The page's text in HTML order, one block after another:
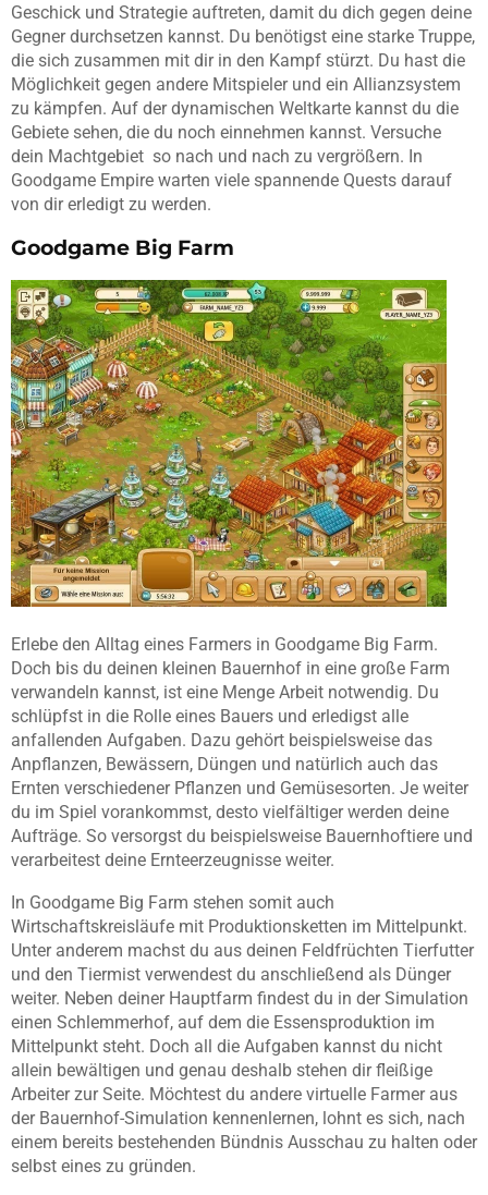
Geschick und Strategie auftreten, damit du dich gegen deine
Gegner durchsetzen kannst. Du benötigst eine starke Truppe,
die sich zusammen mit dir in den Kampf stürzt. Du hast die
Möglichkeit gegen andere Mitspieler und ein Allianzsystem
zu kämpfen. Auf der dynamischen Weltkarte kannst du die
Gebiete sehen, die du noch einnehmen kannst. Versuche
dein Machtgebiet so nach und nach zu vergrößern. In
Goodgame Empire warten viele spannende Quests darauf
von dir erledigt zu werden.
Goodgame Big Farm
Erlebe den Alltag eines Farmers in Goodgame Big Farm.
Doch bis du deinen kleinen Bauernhof in eine große Farm
verwandeln kannst, ist eine Menge Arbeit notwendig. Du
schlüpfst in die Rolle eines Bauers und erledigst alle
anfallenden Aufgaben. Dazu gehört beispielsweise das
Anpflanzen, Bewässern, Düngen und natürlich auch das
Ernten verschiedener Pflanzen und Gemüsesorten. Je weiter
du im Spiel vorankommst, desto vielfältiger werden deine
Aufträge. So versorgst du beispielsweise Bauernhoftiere und
verarbeitest deine Ernteerzeugnisse weiter.
In Goodgame Big Farm stehen somit auch
Wirtschaftskreisläufe mit Produktionsketten im Mittelpunkt.
Unter anderem machst du aus deinen Feldfrüchten Tierfutter
und den Tiermist verwendest du anschließend als Dünger
weiter. Neben deiner Hauptfarm findest du in der Simulation
einen Schlemmerhof, auf dem die Essensproduktion im
Mittelpunkt steht. Doch all die Aufgaben kannst du nicht
allein bewältigen und genau deshalb stehen dir fleißige
Arbeiter zur Seite. Möchtest du andere virtuelle Farmer aus
der Bauernhof-Simulation kennenlernen, lohnt es sich, nach
einem bereits bestehenden Bündnis Ausschau zu halten oder
selbst eines zu gründen.